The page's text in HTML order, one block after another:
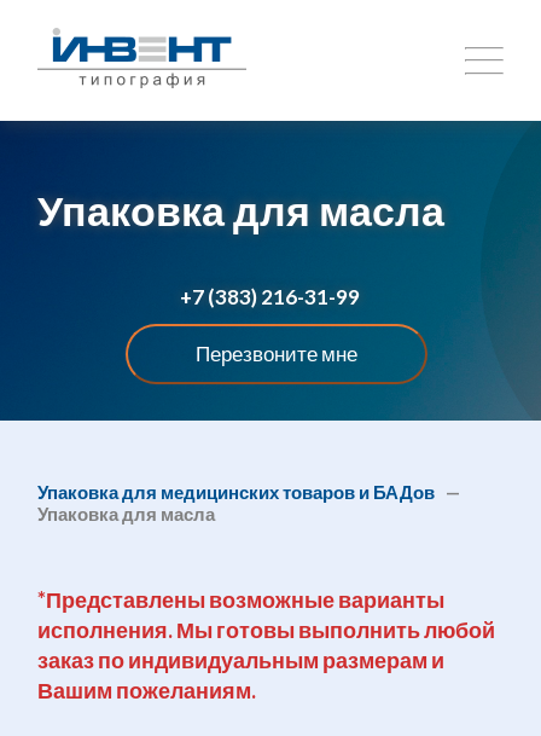
Упаковка для масла
+7 (383) 216-31-99
Перезвоните мне
Упаковка для медицинских товаров и БАДов —
Упаковка для масла
*Представлены возможные варианты
исполнения. Мы готовы выполнить любой
заказ по индивидуальным размерам и
Вашим пожеланиям.